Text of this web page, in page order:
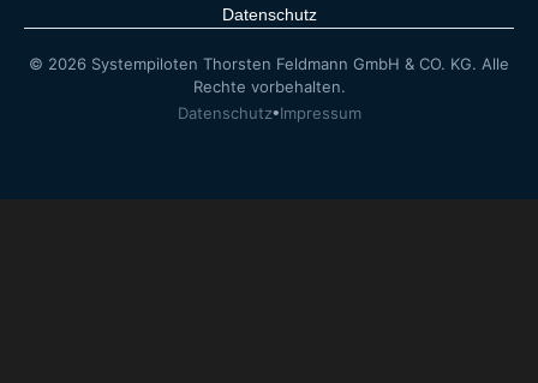
Datenschutz
© 2026 Systempiloten Thorsten Feldmann GmbH & CO. KG. Alle
Rechte vorbehalten.
Datenschutz•Impressum